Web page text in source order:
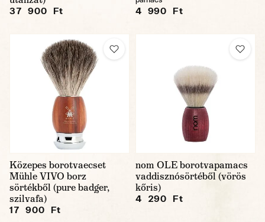
37 900 Ft 4 990 Ft
Közepes borotvaecset
Mühle VIVO borz
sörtékből (pure badger,
szilvafa)
17 900 Ft
nom OLE borotvapamacs
vaddisznósörtéből (vörös
kőris)
4 290 Ft